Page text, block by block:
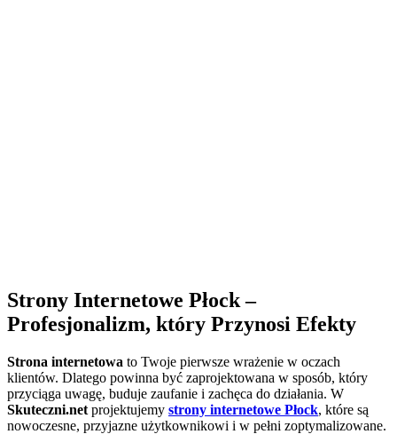
Strony Internetowe Płock –
Profesjonalizm, który Przynosi Efekty
Strona internetowa to Twoje pierwsze wrażenie w oczach
klientów. Dlatego powinna być zaprojektowana w sposób, który
przyciąga uwagę, buduje zaufanie i zachęca do działania. W
Skuteczni.net projektujemy strony internetowe Płock, które są
nowoczesne, przyjazne użytkownikowi i w pełni zoptymalizowane.